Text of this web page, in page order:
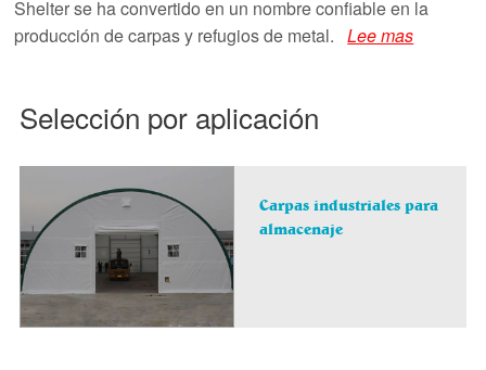
Shelter se ha convertido en un nombre confiable en la
producción de carpas y refugios de metal. Lee mas
Selección por aplicación
Carpas industriales para
almacenaje